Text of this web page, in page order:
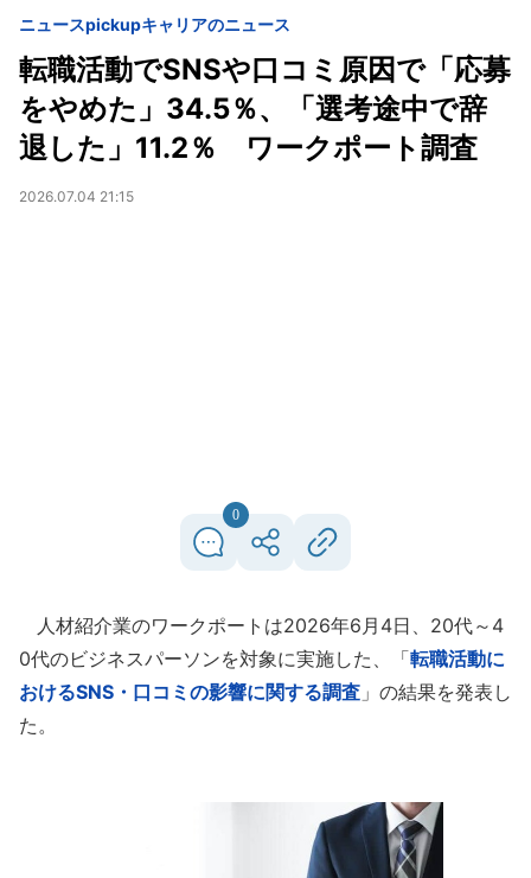
ニュースpickupキャリアのニュース
転職活動でSNSや口コミ原因で「応募
をやめた」34.5％、「選考途中で辞
退した」11.2％ ワークポート調査
2026.07.04 21:15
0
人材紹介業のワークポートは2026年6月4日、20代～4
0代のビジネスパーソンを対象に実施した、「転職活動に
おけるSNS・口コミの影響に関する調査 」の結果を発表し
た。